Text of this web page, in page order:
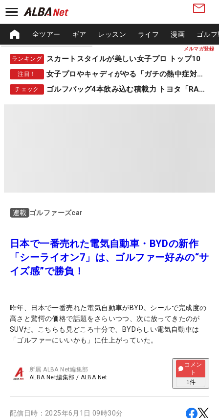
メルマガ登録
全ツアー ギア レッスン ライフ 漫画 ゴル
ランキング スカートスタイルが美しい女子プロ トップ10
注目！ 女子プロやキャディがやる「ガチの熱中症対策」
チェック ゴルフバッグ4本飲み込む積載力 トヨタ「RAV4」
連載 ゴルファーズcar
日本で一番売れた電気自動車・BYDの新作
「シーライオン7」は、ゴルファー好みの“サ
イズ感”で勝負！
昨年、日本で一番売れた電気自動車がBYD。シールで完成度の
高さと驚愕の価格で話題をさらいつつ、次に放ってきたのが
SUVだ。こちらも見どころ十分で、BYDらしい電気自動車は
「ゴルファーにいいかも」に仕上がっていた。
所属ALBA Net編集部
ALBA Net編集部 / ALBA Net
コメン
ト
1件
配信日時： 2025年6月1日 09時30分